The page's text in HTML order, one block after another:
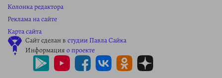
Колонка редактора
Реклама на сайте
Карта сайта
Сайт сделан в студии Павла Сайка
Информация о проекте